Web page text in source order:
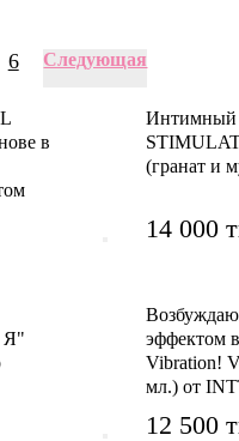
6 Следующая
в
Интимный
(гранат и
14 000
Я"
эффектом
Vibration!
мл.) от
12 500